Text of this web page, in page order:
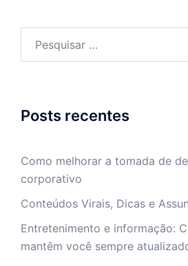
por:
Posts recentes
Como melhorar a tomada de
corporativo
Conteúdos Virais, Dicas e
Entretenimento e informação:
mantêm você sempre